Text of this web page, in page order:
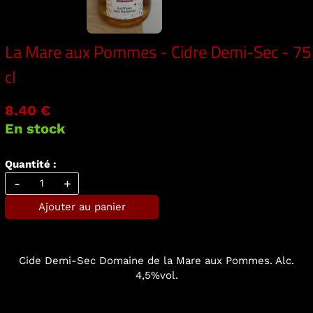
La Mare aux Pommes - Cidre Demi-Sec - 75
cl
8.40 €
En stock
Quantité :
- +
Ajouter au panier
Cide Demi-Sec Domaine de la Mare aux Pommes. Alc.
4,5%vol.